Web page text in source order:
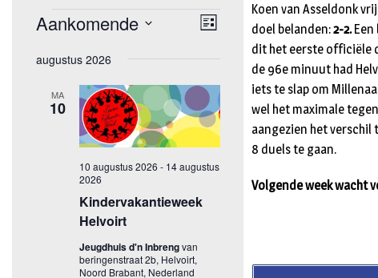
Koen van Asseldonk
doel belanden:2-2.Een
dit het eerste officiële
de 96e minuut had
iets te slap om
wel het maximale
aangezien het verschil
8 duels te gaan.
Volgende week wacht